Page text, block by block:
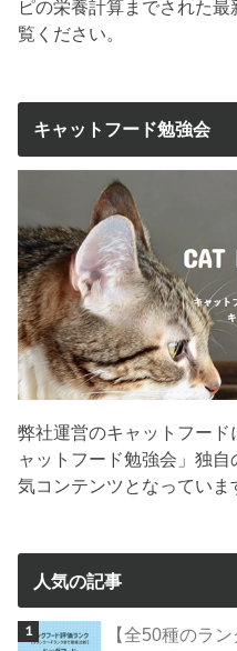
ピの栄養計算までされた
覧ください。
キャットフード勉強会
弊社運営のキャットフー
ャットフード勉強会」独
気コンテンツとなっていま
人気の記事
【全50種のラ